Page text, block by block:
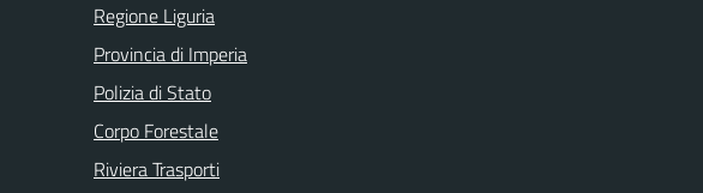
Regione Liguria
Provincia di Imperia
Polizia di Stato
Corpo Forestale
Riviera Trasporti